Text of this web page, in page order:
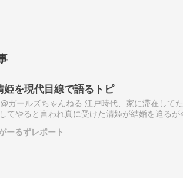
姫を現代目線で語るトピ
ガールズちゃんねる 江戸時代、家に滞在して
てやると言われ真に受けた清姫が結婚を迫る
目…
ーるずレポート